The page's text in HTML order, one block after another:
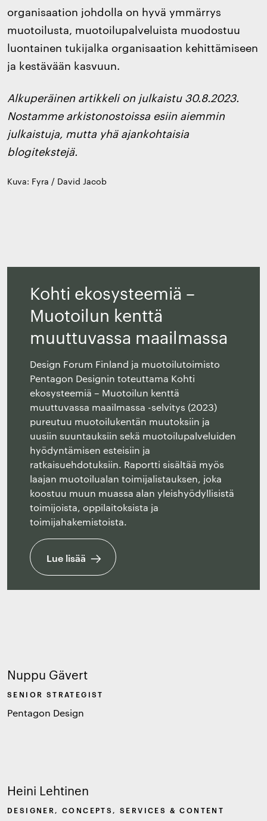
Nuppu Gävert
SENIOR STRATEGIST
Pentagon Design
Heini Lehtinen
DESIGNER, CONCEPTS, SERVICES & CONTENT
organisaation johdolla on hyvä ymmärrys
muotoilusta, muotoilupalveluista muodostuu
luontainen tukijalka organisaation kehittämiseen
ja kestävään kasvuun.
Alkuperäinen artikkeli on julkaistu 30.8.2023.
Nostamme arkistonostoissa esiin aiemmin
julkaistuja, mutta yhä ajankohtaisia
blogitekstejä.
Kuva: Fyra / David Jacob
Kohti ekosysteemiä –
Muotoilun kenttä
muuttuvassa maailmassa
Design Forum Finland ja muotoilutoimisto
Pentagon Designin toteuttama Kohti
ekosysteemiä – Muotoilun kenttä
muuttuvassa maailmassa -selvitys (2023)
pureutuu muotoilukentän muutoksiin ja
uusiin suuntauksiin sekä muotoilupalveluiden
hyödyntämisen esteisiin ja
ratkaisuehdotuksiin. Raportti sisältää myös
laajan muotoilualan toimijalistauksen, joka
koostuu muun muassa alan yleishyödyllisistä
toimijoista, oppilaitoksista ja
toimijahakemistoista.
Lue lisää